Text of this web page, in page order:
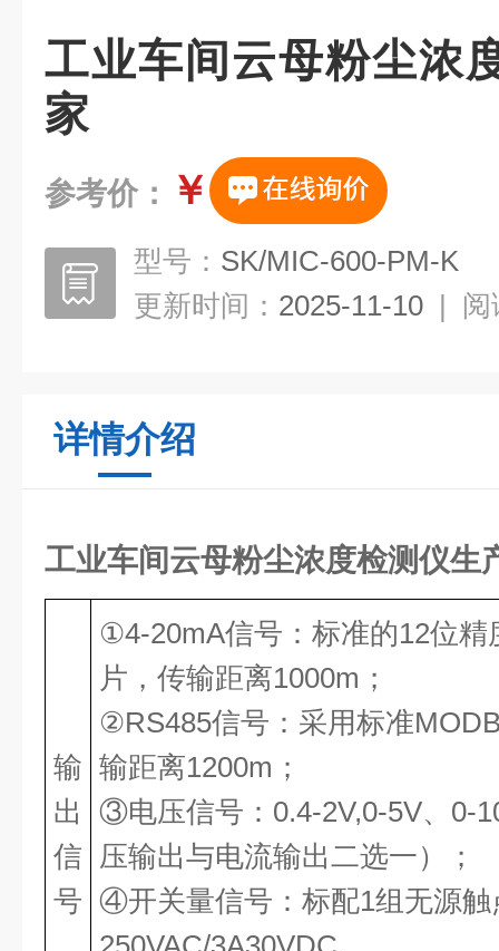
工业车间云母粉尘浓
家
参考价： ￥
型号： SK/MIC-600-PM-K
更新时间： 2025-11-10 | 阅
详情介绍
工业车间云母粉尘浓度检测仪生
输
出
信
号
①4-20mA信号：标准的12位精
片，传输距离1000m；
②RS485信号：采用标准
输距离1200m；
③电压信号：0.4-2V,0-5V、0-
压输出与电流输出二选一）；
④开关量信号：标配1组无源触